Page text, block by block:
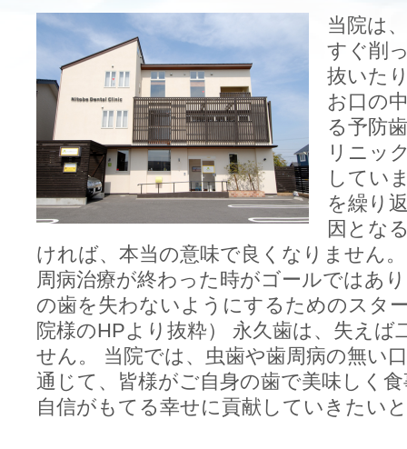
当院は
すぐ削
抜いた
お口の
る予防
リニッ
してい
を繰り
因とな
ければ、本当の意味で良くなりません
周病治療が終わった時がゴールではあ
の歯を失わないようにするためのスタ
院様のHPより抜粋） 永久歯は、失えば
せん。 当院では、虫歯や歯周病の無い
通じて、皆様がご自身の歯で美味しく
自信がもてる幸せに貢献していきたい